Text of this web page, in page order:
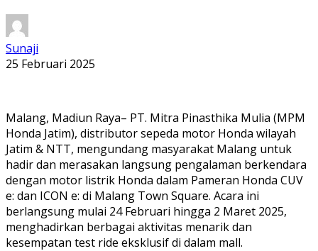
Sunaji
25 Februari 2025
Malang, Madiun Raya– PT. Mitra Pinasthika Mulia (MPM
Honda Jatim), distributor sepeda motor Honda wilayah
Jatim & NTT, mengundang masyarakat Malang untuk
hadir dan merasakan langsung pengalaman berkendara
dengan motor listrik Honda dalam Pameran Honda CUV
e: dan ICON e: di Malang Town Square. Acara ini
berlangsung mulai 24 Februari hingga 2 Maret 2025,
menghadirkan berbagai aktivitas menarik dan
kesempatan test ride eksklusif di dalam mall.